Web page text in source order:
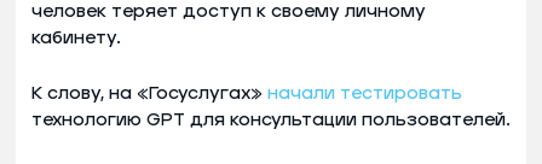
человек теряет доступ к своему личному
кабинету.
К слову, на «Госуслугах» начали тестировать
технологию GPT для консультации пользователей.